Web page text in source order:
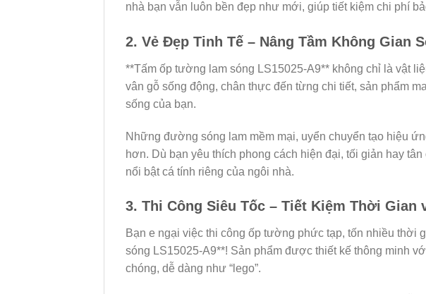
nhà bạn vẫn luôn bền đẹp như mới, giúp tiết kiệm chi phí
2. Vẻ Đẹp Tinh Tế – Nâng Tầm Không Gian
**Tấm ốp tường lam sóng LS15025-A9** không chỉ là vật
vân gỗ sống động, chân thực đến từng chi tiết, sản phẩm
sống của bạn.
Những đường sóng lam mềm mại, uyển chuyển tạo hiệu
hơn. Dù bạn yêu thích phong cách hiện đại, tối giản hay
nổi bật cá tính riêng của ngôi nhà.
3. Thi Công Siêu Tốc – Tiết Kiệm Thời Gian
Bạn e ngại việc thi công ốp tường phức tạp, tốn nhiều
sóng LS15025-A9**! Sản phẩm được thiết kế thông minh
chóng, dễ dàng như “lego”.